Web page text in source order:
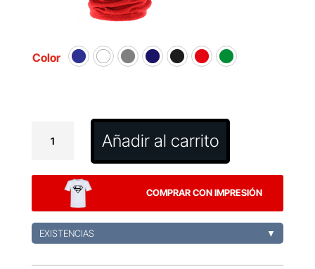
Color
Gorro
cantidad
Añadir al carrito
COMPRAR CON IMPRESIÓN
EXISTENCIAS ▼